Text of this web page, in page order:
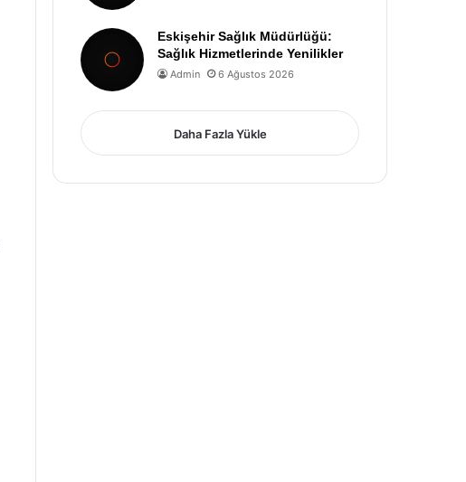
Eskişehir Sağlık Müdürlüğü:
Sağlık Hizmetlerinde Yenilikler
Admin 6 Ağustos 2026
Daha Fazla Yükle